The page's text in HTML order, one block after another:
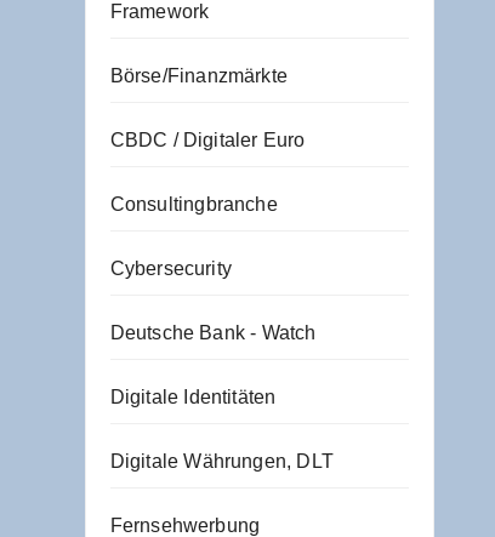
Framework
Börse/Finanzmärkte
CBDC / Digitaler Euro
Consultingbranche
Cybersecurity
Deutsche Bank - Watch
Digitale Identitäten
Digitale Währungen, DLT
Fernsehwerbung